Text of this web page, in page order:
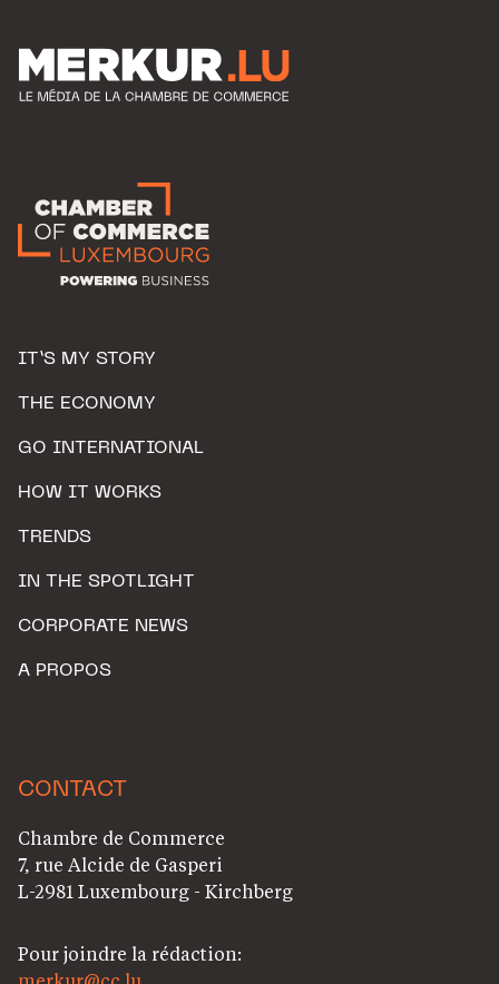
IT’S MY STORY
THE ECONOMY
GO INTERNATIONAL
HOW IT WORKS
TRENDS
IN THE SPOTLIGHT
CORPORATE NEWS
A PROPOS
CONTACT
Chambre de Commerce
7, rue Alcide de Gasperi
L-2981 Luxembourg - Kirchberg
Pour joindre la rédaction: